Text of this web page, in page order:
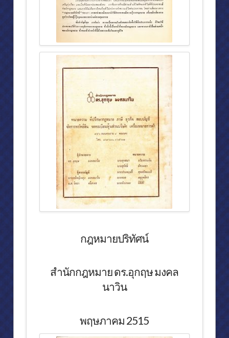
กฎหมายปริทัศน์
สำนักกฎหมาย ดร.อุกฤษ มงคล
นาวิน
พฤษภาคม 2515